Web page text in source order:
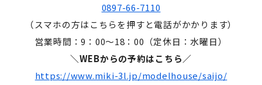
0897-66-7110
（スマホの方はこちらを押すと電話がかかります）
営業時間：9：00～18：00（定休日：水曜日）
＼WEBからの予約はこちら／
https://www.miki-3l.jp/modelhouse/saijo/